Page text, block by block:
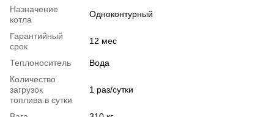
Назначение
котла
Одноконтурный
Гарантийный
срок
12 мес
Теплоноситель
Вода
Количество
загрузок
топлива в сутки
1 раз/сутки